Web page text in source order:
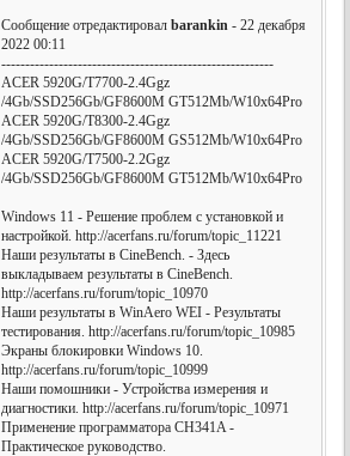
Сообщение отредактировалbarankin - 22 декабря
2022 00:11
---------------------------------------------------------
ACER 5920G/T7700-2.4Ggz
/4Gb/SSD256Gb/GF8600M GT512Mb/W10x64Pro
ACER 5920G/T8300-2.4Ggz
/4Gb/SSD256Gb/GF8600M GS512Mb/W10x64Pro
ACER 5920G/T7500-2.2Ggz
/4Gb/SSD256Gb/GF8600M GT512Mb/W10x64Pro
Windows 11 - Решение проблем с установкой и
настройкой. http://acerfans.ru/forum/topic_11221
Наши результаты в CineBench. - Здесь
выкладываем результаты в CineBench.
http://acerfans.ru/forum/topic_10970
Наши результаты в WinAero WEI - Результаты
тестирования. http://acerfans.ru/forum/topic_10985
Экраны блокировки Windows 10.
http://acerfans.ru/forum/topic_10999
Наши помошники - Устройства измерения и
диагностики. http://acerfans.ru/forum/topic_10971
Применение программатора CH341A -
Практическое руководство.